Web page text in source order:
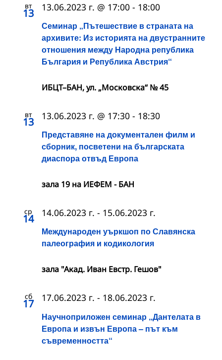
вт
13
Семинар „Пътешествие в страната на
архивите: Из историята на двустранните
отношения между Народна република
България и Република Австрия“
13.06.2023 г. @ 17:00 - 18:00
ИБЦТ–БАН, ул. „Московска“ № 45
вт
13
Представяне на документален филм и
сборник, посветени на българската
диаспора отвъд Европа
13.06.2023 г. @ 17:30 - 18:30
зала 19 на ИЕФЕМ - БАН
ср
14
Международен уъркшоп по Славянска
палеография и кодикология
14.06.2023 г. - 15.06.2023 г.
зала "Акад. Иван Евстр. Гешов"
сб
17
Научноприложен семинар „Дантелата в
Европа и извън Европа – път към
съвременността“
17.06.2023 г. - 18.06.2023 г.